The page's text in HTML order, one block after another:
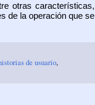
otras características,
de la operación que se
de usuario,